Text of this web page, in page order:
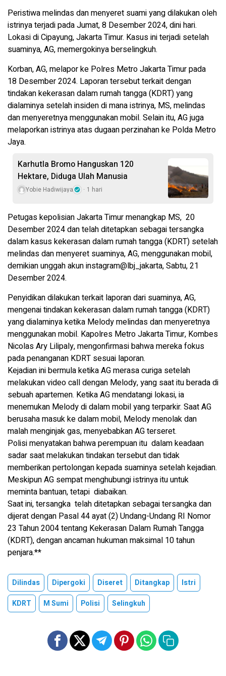
Peristiwa melindas dan menyeret suami yang dilakukan oleh
istrinya terjadi pada Jumat, 8 Desember 2024, dini hari.
Lokasi di Cipayung, Jakarta Timur. Kasus ini terjadi setelah
suaminya, AG, memergokinya berselingkuh.
Korban, AG, melapor ke Polres Metro Jakarta Timur pada
18 Desember 2024. Laporan tersebut terkait dengan
tindakan kekerasan dalam rumah tangga (KDRT) yang
dialaminya setelah insiden di mana istrinya, MS, melindas
dan menyeretnya menggunakan mobil. Selain itu, AG juga
melaporkan istrinya atas dugaan perzinahan ke Polda Metro
Jaya.
Karhutla Bromo Hanguskan 120
Hektare, Diduga Ulah Manusia
Yobie Hadiwijaya 1 hari
Petugas kepolisian Jakarta Timur menangkap MS, 20
Desember 2024 dan telah ditetapkan sebagai tersangka
dalam kasus kekerasan dalam rumah tangga (KDRT) setelah
melindas dan menyeret suaminya, AG, menggunakan mobil,
demikian unggah akun instagram@lbj_jakarta, Sabtu, 21
Desember 2024.
Penyidikan dilakukan terkait laporan dari suaminya, AG,
mengenai tindakan kekerasan dalam rumah tangga (KDRT)
yang dialaminya ketika Melody melindas dan menyeretnya
menggunakan mobil. Kapolres Metro Jakarta Timur, Kombes
Nicolas Ary Lilipaly, mengonfirmasi bahwa mereka fokus
pada penanganan KDRT sesuai laporan.
Kejadian ini bermula ketika AG merasa curiga setelah
melakukan video call dengan Melody, yang saat itu berada di
sebuah apartemen. Ketika AG mendatangi lokasi, ia
menemukan Melody di dalam mobil yang terparkir. Saat AG
berusaha masuk ke dalam mobil, Melody menolak dan
malah menginjak gas, menyebabkan AG terseret.
Polisi menyatakan bahwa perempuan itu dalam keadaan
sadar saat melakukan tindakan tersebut dan tidak
memberikan pertolongan kepada suaminya setelah kejadian.
Meskipun AG sempat menghubungi istrinya itu untuk
meminta bantuan, tetapi diabaikan.
Saat ini, tersangka telah ditetapkan sebagai tersangka dan
dijerat dengan Pasal 44 ayat (2) Undang-Undang RI Nomor
23 Tahun 2004 tentang Kekerasan Dalam Rumah Tangga
(KDRT), dengan ancaman hukuman maksimal 10 tahun
penjara.**
Dilindas Dipergoki Diseret Ditangkap
Istri
KDRT
M Sumi Polisi Selingkuh